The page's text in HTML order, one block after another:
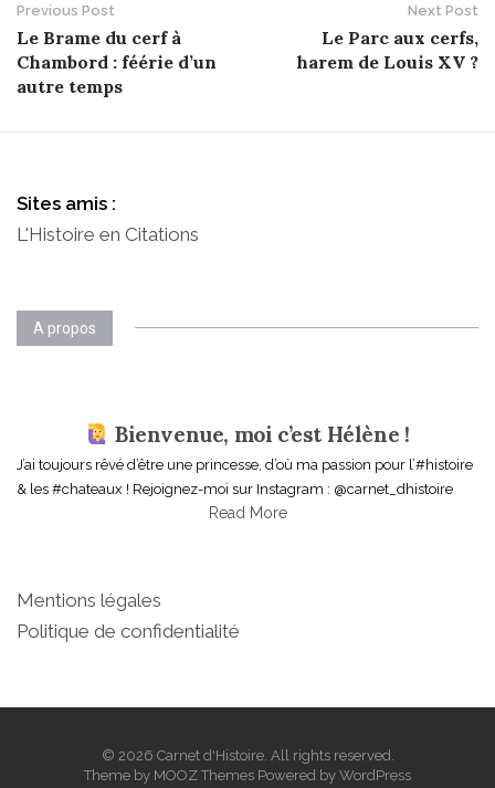
P
o
n
a
v
i
t
n
Previous Post
Le Brame du cerf à
Chambord : féérie d’un
autre temps
Next Post
Le Parc aux cerfs,
harem de Louis XV ?
Sites amis :
L'Histoire en Citations
A propos
Bienvenue, moi c’est Hélène !
J’ai toujours rêvé d’être une princesse, d’où ma passion pour l’#histoire
& les #chateaux ! Rejoignez-moi sur Instagram : @carnet_dhistoire
Read More
Mentions légales
Politique de confidentialité
© 2026 Carnet d'Histoire. All rights reserved.
Theme by MOOZ Themes Powered by WordPress